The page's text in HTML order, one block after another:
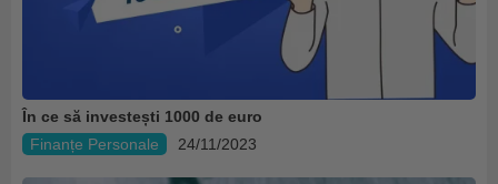
În ce să investești 1000 de euro
Finanțe Personale
24/11/2023